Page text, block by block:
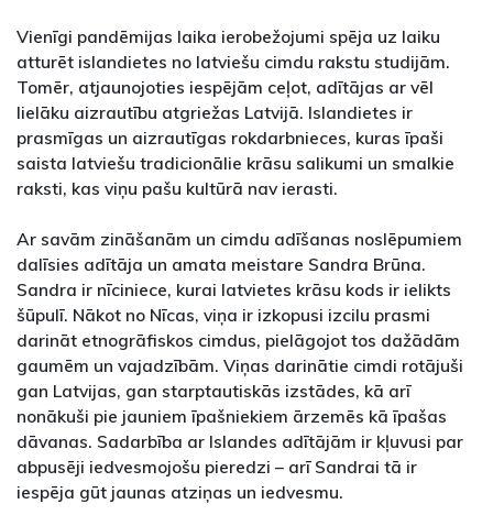
Vienīgi pandēmijas laika ierobežojumi spēja uz laiku
atturēt islandietes no latviešu cimdu rakstu studijām.
Tomēr, atjaunojoties iespējām ceļot, adītājas ar vēl
lielāku aizrautību atgriežas Latvijā. Islandietes ir
prasmīgas un aizrautīgas rokdarbnieces, kuras īpaši
saista latviešu tradicionālie krāsu salikumi un smalkie
raksti, kas viņu pašu kultūrā nav ierasti.
Ar savām zināšanām un cimdu adīšanas noslēpumiem
dalīsies adītāja un amata meistare Sandra Brūna.
Sandra ir nīciniece, kurai latvietes krāsu kods ir ielikts
šūpulī. Nākot no Nīcas, viņa ir izkopusi izcilu prasmi
darināt etnogrāfiskos cimdus, pielāgojot tos dažādām
gaumēm un vajadzībām. Viņas darinātie cimdi rotājuši
gan Latvijas, gan starptautiskās izstādes, kā arī
nonākuši pie jauniem īpašniekiem ārzemēs kā īpašas
dāvanas. Sadarbība ar Islandes adītājām ir kļuvusi par
abpusēji iedvesmojošu pieredzi – arī Sandrai tā ir
iespēja gūt jaunas atziņas un iedvesmu.